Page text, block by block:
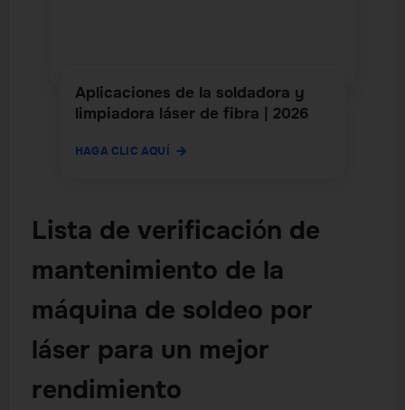
Aplicaciones de la soldadora y
limpiadora láser de fibra | 2026
HAGA CLIC AQUÍ
Lista de verificación de
mantenimiento de la
máquina de soldeo por
láser para un mejor
rendimiento